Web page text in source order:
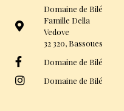
Domaine de Bilé
Famille Della
Vedove
32 320, Bassoues
Domaine de Bilé
Domaine de Bilé